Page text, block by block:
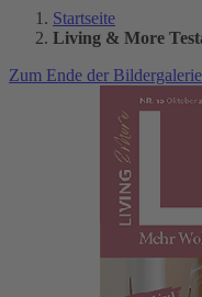
Startseite
Living & More
Zum Ende der